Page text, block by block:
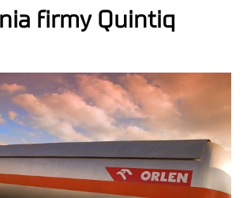
firmy Quintiq